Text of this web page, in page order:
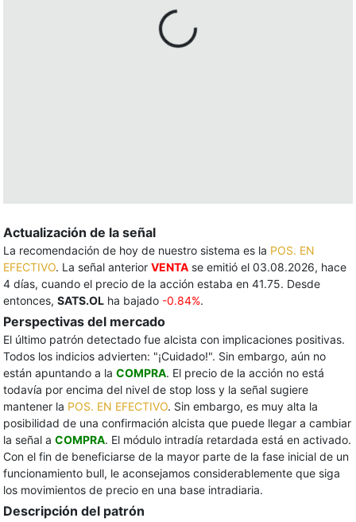
Actualización de la señal
La recomendación de hoy de nuestro sistema es la POS. EN
EFECTIVO. La señal anterior VENTA se emitió el 03.08.2026, hace
4 días, cuando el precio de la acción estaba en 41.75. Desde
entonces, SATS.OL ha bajado -0.84%.
Perspectivas del mercado
El último patrón detectado fue alcista con implicaciones positivas.
Todos los indicios advierten: "¡Cuidado!". Sin embargo, aún no
están apuntando a la COMPRA. El precio de la acción no está
todavía por encima del nivel de stop loss y la señal sugiere
mantener la POS. EN EFECTIVO. Sin embargo, es muy alta la
posibilidad de una confirmación alcista que puede llegar a cambiar
la señal a COMPRA. El módulo intradía retardada está en activado.
Con el fin de beneficiarse de la mayor parte de la fase inicial de un
funcionamiento bull, le aconsejamos considerablemente que siga
los movimientos de precio en una base intradiaria.
Descripción del patrón